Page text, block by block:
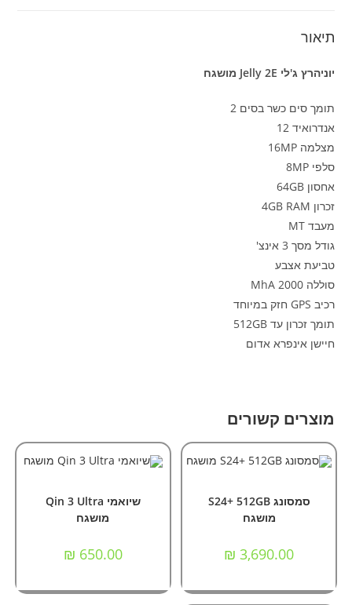
תיאור
יוניהרץ ג'לי Jelly 2E מושגח
תומך סים כשר בסים 2
אנדרואיד 12
מצלמה 16MP
סלפי 8MP
אחסון 64GB
זכרון 4GB RAM
מעבד MT
גודל מסך 3 אינצ'
טביעת אצבע
סוללה 2000 MhA
רכיב GPS חזק במיוחד
תומך זכרון עד 512GB
חיישן אינפרא אדום
מוצרים קשורים
יש
מספר
סוגים.
ניתן
את
האפשרויות
מושגח⁩⁩
₪ 3,690.00
יש
מספר
סוגים.
ניתן
את
האפשרויות
שיואמי Qin 3 Ultra
מושגח
₪ 650.00